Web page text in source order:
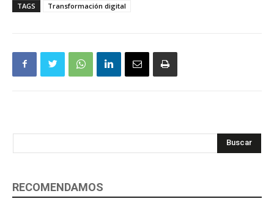
TAGS Transformación digital
Buscar
RECOMENDAMOS